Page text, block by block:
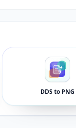
DDS to PNG